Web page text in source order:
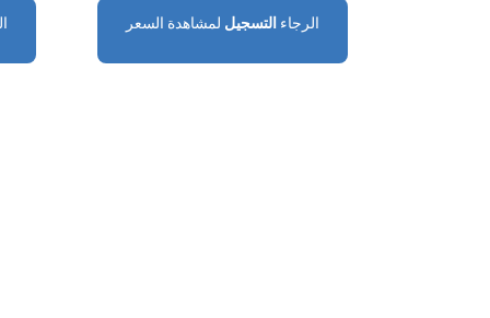
التسجيل الرجاء